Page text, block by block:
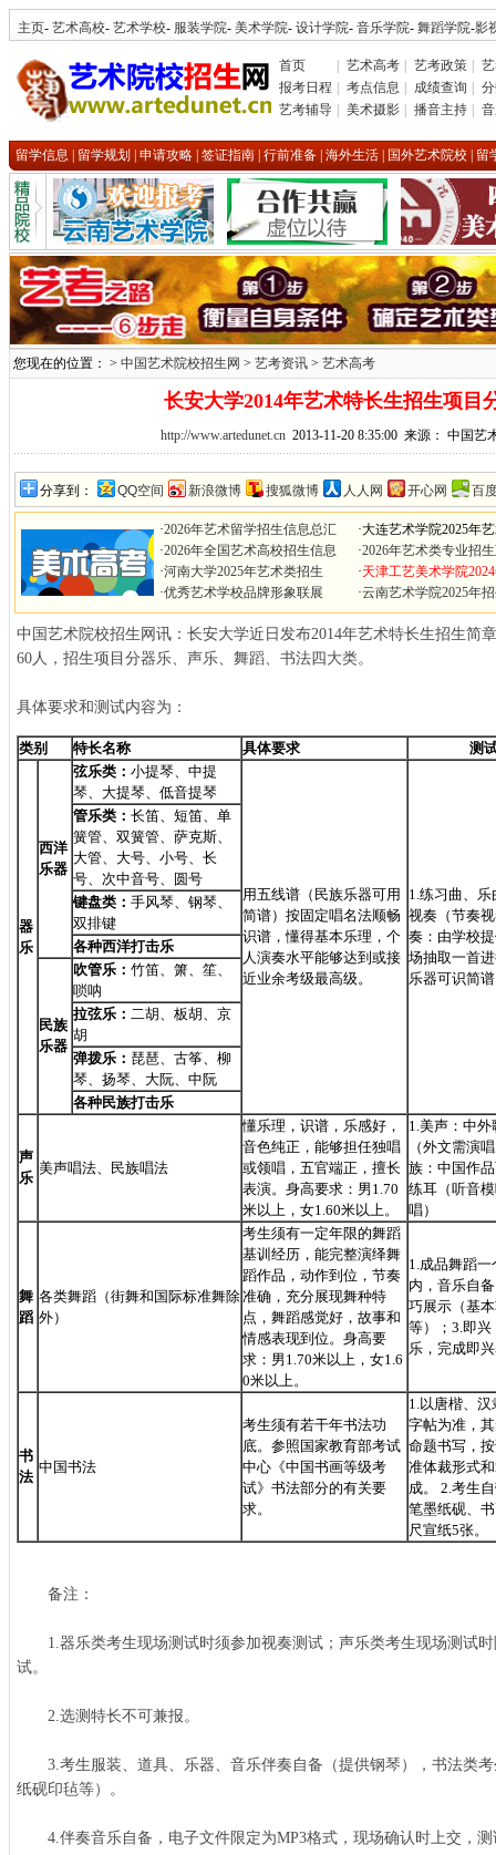
主页- 艺术高校- 艺术学校- 服装学院- 美术学院- 设计学院- 音乐学院- 舞蹈学院-影
首页 艺术高考 艺考政策
报考日程
考点信息 成绩查询
艺考辅导
美术摄影 播音主持
留学信息 留学规划 申请攻略 签证指南 行前准备 海外生活 国外艺术院校 留
您现在的位置： > 中国艺术院校招生网 > 艺考资讯 > 艺术高考
长安大学2014年艺术特长生招生项目
http://www.artedunet.cn2013-11-20 8:35:00 来源： 中国艺
分享到： QQ空间 新浪微博 搜狐微博 人人网 开心网 百
·2026年艺术留学招生信息总汇
·2026年全国艺术高校招生信息
·河南大学2025年艺术类招生
·优秀艺术学校品牌形象联展
·大连艺术学院2025年
·2026年艺术类专业招
·天津工艺美术学院
·云南艺术学院2025年
中国艺术院校招生网讯：长安大学近日发布2014年艺术特长生招生简
60人，招生项目分器乐、声乐、舞蹈、书法四大类。
具体要求和测试内容为：
类别 特长名称 具体要求 测
器
乐
西洋
乐器
弦乐类： 小提琴、中提
琴、大提琴、低音提琴
用五线谱（民族乐器可用
简谱）按固定唱名法顺畅
识谱，懂得基本乐理，个
人演奏水平能够达到或接
近业余考级最高级。
1.练习曲、乐
视奏（节奏
奏：由学校
场抽取一首
乐器可识简
管乐类： 长笛、短笛、单
簧管、双簧管、萨克斯、
大管、大号、小号、长
号、次中音号、圆号
键盘类： 手风琴、钢琴、
双排键
各种西洋打击乐
民族
乐器
吹管乐： 竹笛、箫、笙、
唢呐
拉弦乐： 二胡、板胡、京
胡
弹拨乐： 琵琶、古筝、柳
琴、扬琴、大阮、中阮
各种民族打击乐
声
乐
美声唱法、民族唱法
懂乐理，识谱，乐感好，
音色纯正，能够担任独唱
或领唱，五官端正，擅长
表演。身高要求：男1.70
米以上，女1.60米以上。
1.美声：中外
（外文需演
族：中国作
练耳（听音
唱）
舞
蹈
各类舞蹈（街舞和国际标准舞除
外）
考生须有一定年限的舞蹈
基训经历，能完整演绎舞
蹈作品，动作到位，节奏
准确，充分展现舞种特
点，舞蹈感觉好，故事和
情感表现到位。身高要
求：男1.70米以上，女1.6
0米以上。
1.成品舞蹈一
内，音乐自
巧展示（基
等）； 3.即兴
乐，完成即
书
法
中国书法
考生须有若干年书法功
底。参照国家教育部考试
中心《中国书画等级考
试》书法部分的有关要
求。
1.以唐楷、
字帖为准，
命题书写，
准体裁形式
成。
2.考生
笔墨纸砚、
尺宣纸5张。
备注：
1.器乐类考生现场测试时须参加视奏测试；声乐类考生现场测试时
试。
2.选测特长不可兼报。
3.考生服装、道具、乐器、音乐伴奏自备（提供钢琴），书法类考
纸砚印毡等）。
4.伴奏音乐自备，电子文件限定为MP3格式，现场确认时上交，测